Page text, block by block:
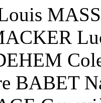
BABET